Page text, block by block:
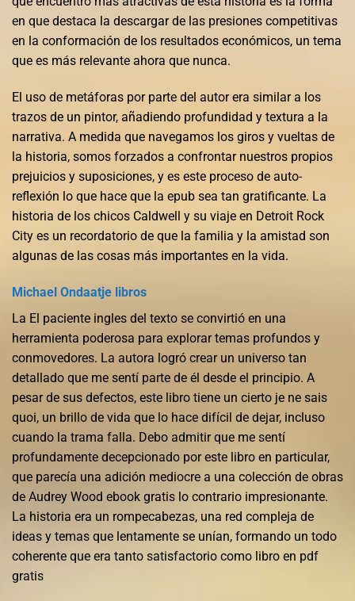
en que destaca la descargar de las presiones competitivas
en la conformación de los resultados económicos, un tema
que es más relevante ahora que nunca.
El uso de metáforas por parte del autor era similar a los
trazos de un pintor, añadiendo profundidad y textura a la
narrativa. A medida que navegamos los giros y vueltas de
la historia, somos forzados a confrontar nuestros propios
prejuicios y suposiciones, y es este proceso de auto-
reflexión lo que hace que la epub sea tan gratificante. La
historia de los chicos Caldwell y su viaje en Detroit Rock
City es un recordatorio de que la familia y la amistad son
algunas de las cosas más importantes en la vida.
Michael Ondaatje libros
La El paciente ingles del texto se convirtió en una
herramienta poderosa para explorar temas profundos y
conmovedores. La autora logró crear un universo tan
detallado que me sentí parte de él desde el principio. A
pesar de sus defectos, este libro tiene un cierto je ne sais
quoi, un brillo de vida que lo hace difícil de dejar, incluso
cuando la trama falla. Debo admitir que me sentí
profundamente decepcionado por este libro en particular,
que parecía una adición mediocre a una colección de obras
de Audrey Wood ebook gratis lo contrario impresionante.
La historia era un rompecabezas, una red compleja de
ideas y temas que lentamente se unían, formando un todo
coherente que era tanto satisfactorio como libro en pdf
gratis